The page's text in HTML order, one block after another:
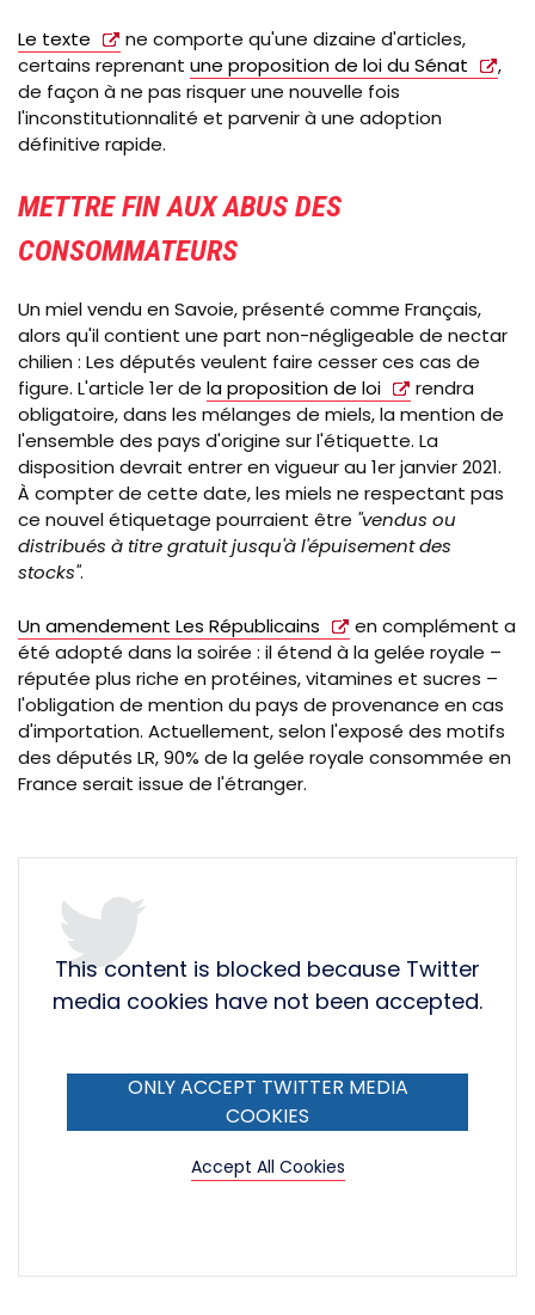
Le texte
ne comporte qu'une dizaine d'articles,
certains reprenant une proposition de loi du Sénat
,
de façon à ne pas risquer une nouvelle fois
l'inconstitutionnalité et parvenir à une adoption
définitive rapide.
METTRE FIN AUX ABUS DES
CONSOMMATEURS
Un miel vendu en Savoie, présenté comme Français,
alors qu'il contient une part non-négligeable de nectar
chilien : Les députés veulent faire cesser ces cas de
figure. L'article 1er de la proposition de loi
rendra
obligatoire, dans les mélanges de miels, la mention de
l'ensemble des pays d'origine sur l'étiquette. La
disposition devrait entrer en vigueur au 1er janvier 2021.
À compter de cette date, les miels ne respectant pas
ce nouvel étiquetage pourraient être "vendus ou
distribués à titre gratuit jusqu'à l'épuisement des
stocks".
Un amendement Les Républicains
en complément a
été adopté dans la soirée : il étend à la gelée royale –
réputée plus riche en protéines, vitamines et sucres –
l'obligation de mention du pays de provenance en cas
d'importation. Actuellement, selon l'exposé des motifs
des députés LR, 90% de la gelée royale consommée en
France serait issue de l'étranger.
This content is blocked because Twitter
media cookies have not been accepted.
ONLY ACCEPT TWITTER MEDIA
COOKIES
Accept All Cookies